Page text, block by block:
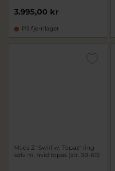
3.995,00 kr
På fjernlager
Mads Z "Swirl w. Topaz" ring
sølv m. hvid topas (str. 50-60)